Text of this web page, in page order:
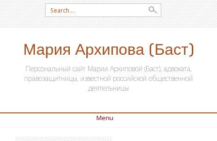
Search for:
Мария Архипова (Баст)
Персональный сайт Марии Архиповой (Баст), адвоката,
правозащитницы, известной российской общественной
деятельницы
Menu
SKIP TO CONTENT